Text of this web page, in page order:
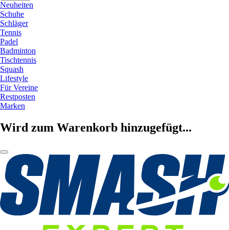
Neuheiten
Schuhe
Schläger
Tennis
Padel
Badminton
Tischtennis
Squash
Lifestyle
Für Vereine
Restposten
Marken
Wird zum Warenkorb hinzugefügt...